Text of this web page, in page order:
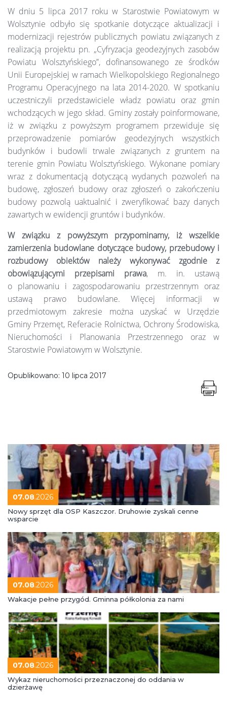
W dniu 5 lipca 2017 roku w Starostwie Powiatowym w
Wolsztynie odbyło się spotkanie dotyczące aktualizacji i
modernizacji rejestrów publicznych powiatu związanych z
realizacją projektu pn. „Cyfryzacja geodezyjnych zasobów
Powiatu Wolsztyńskiego”, dofinansowanego ze środków
Unii Europejskiej w ramach Wielkopolskiego Regionalnego
Programu Operacyjnego na lata 2014-2020. W spotkaniu
uczestniczyli przedstawiciele władz powiatu oraz gmin
wchodzących w jego skład. Gminy zostały poinformowane,
iż w związku z powyższym programem przewiduje się
przeprowadzenie pomiarów geodezyjnych wszystkich
budynków i budowli trwale związanych z gruntem na
terenie gmin Powiatu Wolsztyńskiego. Wykonane pomiary
wraz z dokumentacją dotyczącą wydanych pozwoleń na
budowę, zgłoszeń budowy oraz zgłoszeń o zakończeniu
budowy pozwolą uaktualnić i zweryfikować bazy danych
zawartych w ewidencji gruntów i budynków.
W związku z powyższym przypominamy, iż wszelkie
zamierzenia budowlane dotyczącebudowy, przebudowy i
rozbudowy obiektów należy wykonywać zgodnie z
obowiązującymi przepisami prawa, m. in. ustawą
o planowaniu i zagospodarowaniu przestrzennym oraz
ustawą prawo budowlane. Więcej informacji w
przedmiotowym zakresie można uzyskać w Urzędzie
Gminy Przemęt, Referacie Rolnictwa, Ochrony Środowiska,
Nieruchomości i Planowania Przestrzennego oraz w
Starostwie Powiatowym w Wolsztynie.
Opublikowano: 10 lipca 2017
07.08.2026
Nowy sprzęt dla OSP Kaszczor. Druhowie zyskali cenne
wsparcie
07.08.2026
Wakacje pełne przygód. Gminna półkolonia za nami
07.08.2026
Wykaz nieruchomości przeznaczonej do oddania w
dzierżawę